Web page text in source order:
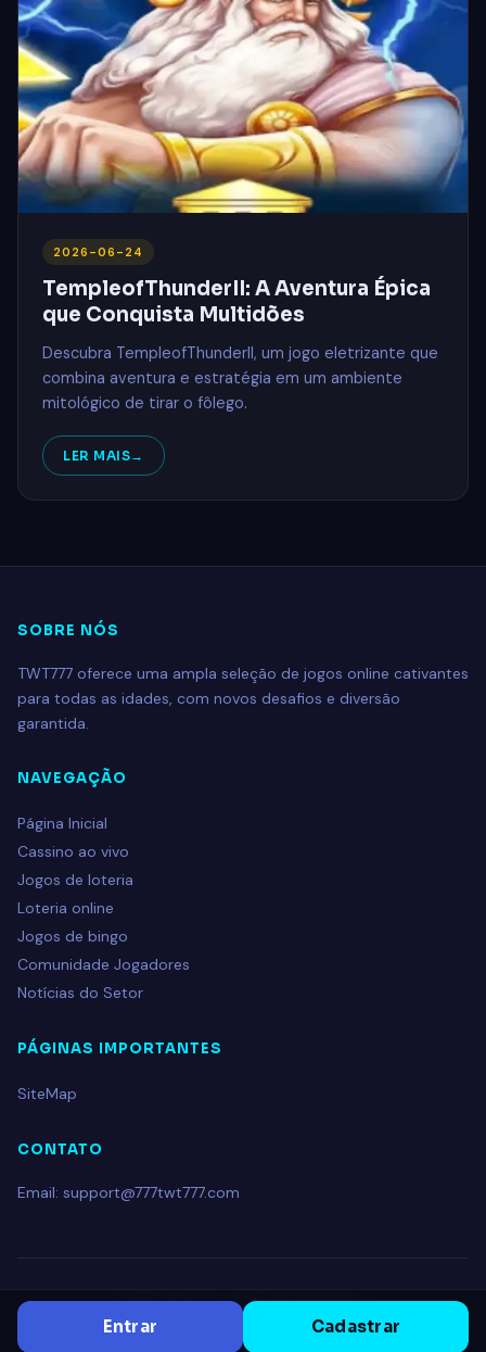
2026-06-24
TempleofThunderII: A Aventura Épica
que Conquista Multidões
Descubra TempleofThunderII, um jogo eletrizante que
combina aventura e estratégia em um ambiente
mitológico de tirar o fôlego.
LER MAIS
SOBRE NÓS
TWT777 oferece uma ampla seleção de jogos online cativantes
para todas as idades, com novos desafios e diversão
garantida.
NAVEGAÇÃO
Página Inicial
Cassino ao vivo
Jogos de loteria
Loteria online
Jogos de bingo
Comunidade Jogadores
Notícias do Setor
PÁGINAS IMPORTANTES
SiteMap
CONTATO
Email: support@777twt777.com
Entrar Cadastrar
SUPER123